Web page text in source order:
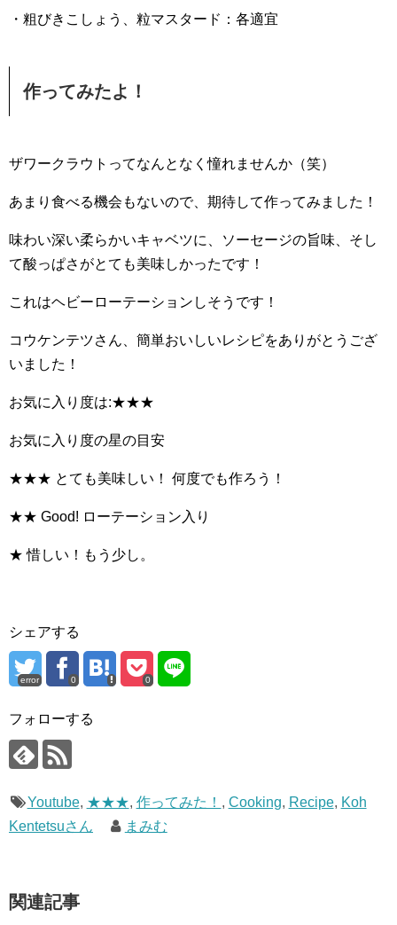
・粗びきこしょう、粒マスタード：各適宜
作ってみたよ！
ザワークラウトってなんとなく憧れませんか（笑）
あまり食べる機会もないので、期待して作ってみました！
味わい深い柔らかいキャベツに、ソーセージの旨味、そし
て酸っぱさがとても美味しかったです！
これはヘビーローテーションしそうです！
コウケンテツさん、簡単おいしいレシピをありがとうござ
いました！
お気に入り度は:★★★
お気に入り度の星の目安
★★★ とても美味しい！ 何度でも作ろう！
★★ Good! ローテーション入り
★ 惜しい！もう少し。
シェアする
error 0 0
フォローする
Youtube, ★★★, 作ってみた！ , Cooking, Recipe, Koh
Kentetsuさん
まみむ
関連記事